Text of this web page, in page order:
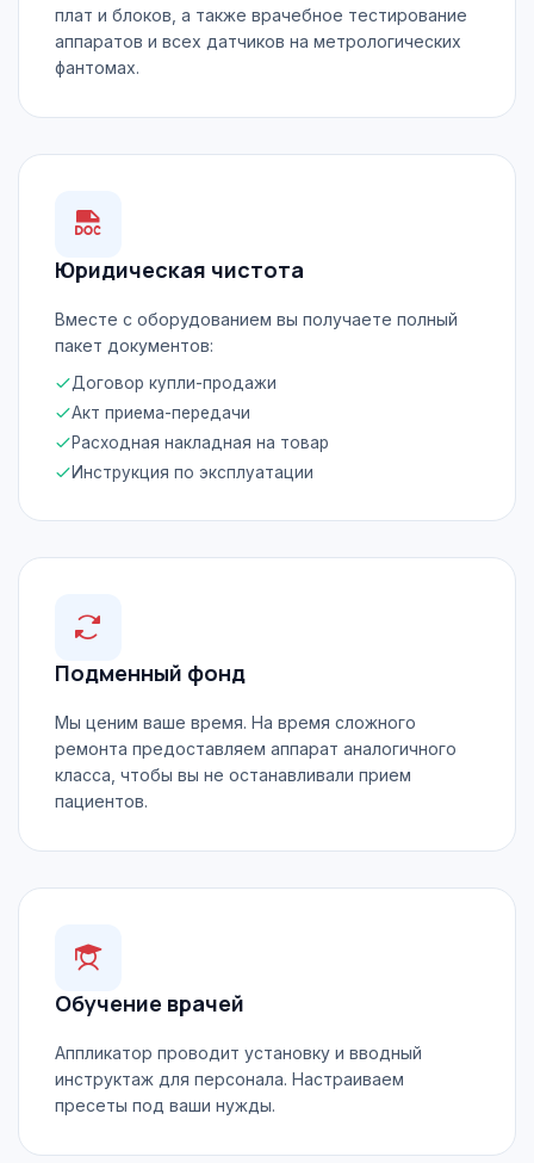
плат и блоков, а также врачебное тестирование
аппаратов и всех датчиков на метрологических
фантомах.
Юридическая чистота
Вместе с оборудованием вы получаете полный
пакет документов:
Договор купли-продажи
Акт приема-передачи
Расходная накладная на товар
Инструкция по эксплуатации
Подменный фонд
Мы ценим ваше время. На время сложного
ремонта предоставляем аппарат аналогичного
класса, чтобы вы не останавливали прием
пациентов.
Обучение врачей
Аппликатор проводит установку и вводный
инструктаж для персонала. Настраиваем
пресеты под ваши нужды.